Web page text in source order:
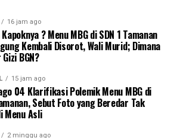
16 jam ago
? Menu MBG di SDN 1 Tamanan
Kembali Disorot, Wali Murid; Dimana
BGN?
15 jam ago
04 Klarifikasi Polemik Menu MBG di
Sebut Foto yang Beredar Tak
Menu Asli
2 minggu ago